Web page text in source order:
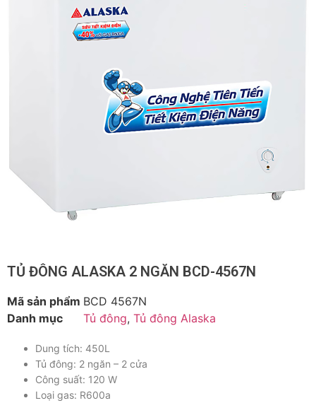
TỦ ĐÔNG ALASKA 2 NGĂN BCD-4567N
Mã sản phẩm BCD 4567N
Danh mục
Tủ đông, Tủ đông Alaska
Dung tích: 450L
Tủ đông: 2 ngăn – 2 cửa
Công suất: 120 W
Loại gas: R600a